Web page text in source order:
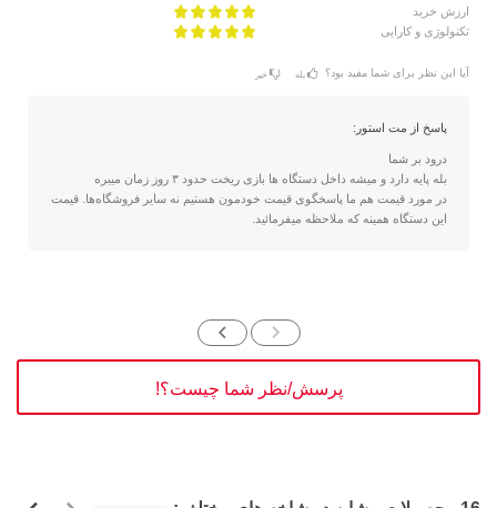
ارزش خرید
تکنولوژی و کارایی
آیا این نظر برای شما مفید بود؟ بله خیر
پاسخ از مت استور:
درود بر شما
بله پایه دارد و میشه داخل دستگاه ها بازی ریخت حدود ۳ روز زمان میبره
در مورد قیمت هم ما پاسخگوی قیمت خودمون هستیم نه سایر فروشگاه‌ها. قیمت
این دستگاه همینه که ملاحظه میفرمائيد.
پرسش/نظر شما چیست؟!